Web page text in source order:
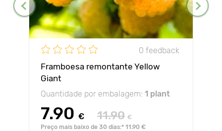
0 feedback
Framboesa remontante Yellow
Giant
Quantidade por embalagem: 1 plant
7.90 € 11.90 €
Preço mais baixo de 30 dias:* 11.90 €